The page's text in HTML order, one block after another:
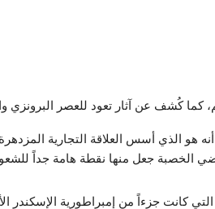
كما كُشف عن آثار تعود للعصر البرونزي
الذي أسس العلاقة التجارية
الخصبة جعل منها نقطة هامة جداً
كانت جزءاً من إمبراطورية الإسكندر